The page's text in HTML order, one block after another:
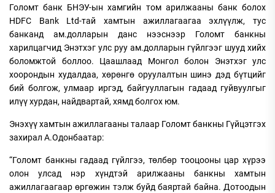
Голомт банк БНЭУ-ын хамгийн том арилжааны банк болох
HDFC Bank Ltd-тай хамтын ажиллагаагаа эхлүүлж, тус
банканд ам.долларын данс нээснээр Голомт банкны
харилцагчид Энэтхэг улс руу ам.долларын гүйлгээг шууд хийх
боломжтой боллоо. Цаашлаад Монгол болон Энэтхэг улс
хоорондын худалдаа, хөрөнгө оруулалтын шинэ дэд бүтцийг
бий болгож, улмаар иргэд, байгууллагын гадаад гуйвуулгыг
илүү хурдан, найдвартай, хямд болгох юм.
Энэхүү хамтын ажиллагааны талаар Голомт банкны Гүйцэтгэх
захирал А.Одонбаатар:
“Голомт банкны гадаад гүйлгээ, төлбөр тооцооны цар хүрээ
олон улсад нэр хүндтэй арилжааны банкны хамтын
ажиллагаагаар өргөжин тэлж буйд баяртай байна. Дотоодын